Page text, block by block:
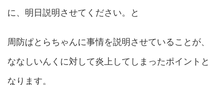
に、明日説明させてください。と
周防ぱとらちゃんに事情を説明させていることが、
ななしいんくに対して炎上してしまったポイントと
なります。